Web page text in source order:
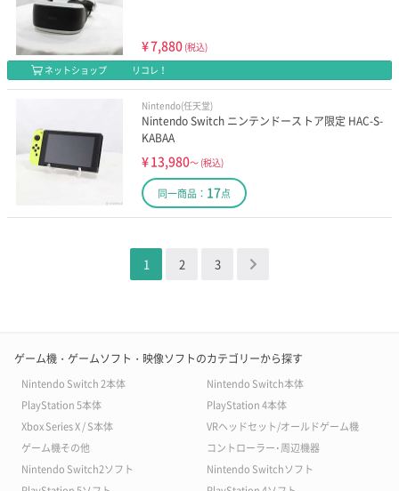
¥7,880 (税込)
ネットショップ
リコレ！
Nintendo(任天堂)
Nintendo Switch ニンテンドーストア限定 HAC-S-
KABAA
¥13,980～ (税込)
同一商品： 17点
1 2 3 ＞
ゲーム機・ゲームソフト・映像ソフトのカテゴリーから探す
Nintendo Switch 2本体
Nintendo Switch本体
PlayStation 5本体
PlayStation 4本体
Xbox Series X / S本体
VRヘッドセット/オールドゲーム機
ゲーム機その他
コントローラー･周辺機器
Nintendo Switch2ソフト
Nintendo Switchソフト